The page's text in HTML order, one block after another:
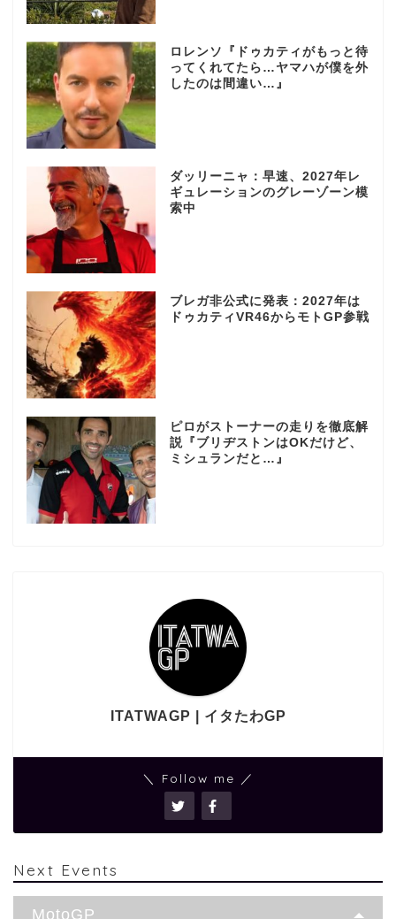
ロレンソ『ドゥカティがもっと待
ってくれてたら…ヤマハが僕を外
したのは間違い…』
ダッリーニャ：早速、2027年レ
ギュレーションのグレーゾーン模
索中
ブレガ非公式に発表：2027年は
ドゥカティVR46からモトGP参戦
ピロがストーナーの走りを徹底解
説『ブリヂストンはOKだけど、
ミシュランだと…』
ITATWAGP | イタたわGP
＼ Follow me ／
Next Events
MotoGP